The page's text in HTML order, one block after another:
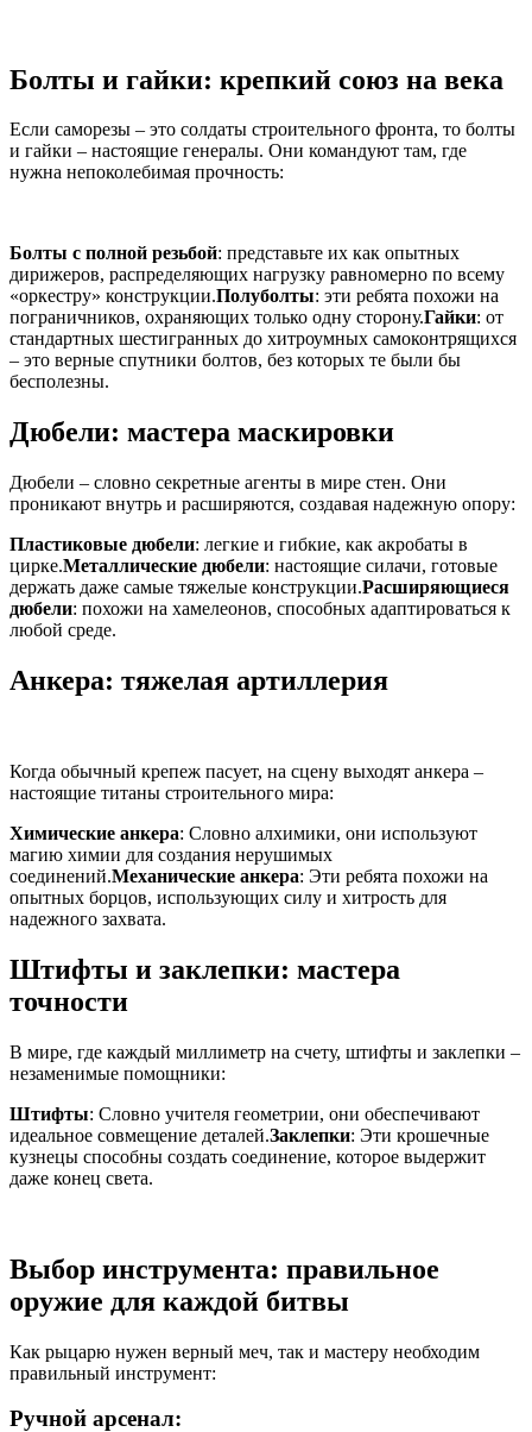
Болты и гайки: крепкий союз на века
Если саморезы – это солдаты строительного фронта, то болты
и гайки – настоящие генералы. Они командуют там, где
нужна непоколебимая прочность:
Болты с полной резьбой: представьте их как опытных
дирижеров, распределяющих нагрузку равномерно по всему
«оркестру» конструкции.Полуболты: эти ребята похожи на
пограничников, охраняющих только одну сторону.Гайки: от
стандартных шестигранных до хитроумных самоконтрящихся
– это верные спутники болтов, без которых те были бы
бесполезны.
Дюбели: мастера маскировки
Дюбели – словно секретные агенты в мире стен. Они
проникают внутрь и расширяются, создавая надежную опору:
Пластиковые дюбели: легкие и гибкие, как акробаты в
цирке.Металлические дюбели: настоящие силачи, готовые
держать даже самые тяжелые конструкции.Расширяющиеся
дюбели: похожи на хамелеонов, способных адаптироваться к
любой среде.
Анкера: тяжелая артиллерия
Когда обычный крепеж пасует, на сцену выходят анкера –
настоящие титаны строительного мира:
Химические анкера: Словно алхимики, они используют
магию химии для создания нерушимых
соединений.Механические анкера: Эти ребята похожи на
опытных борцов, использующих силу и хитрость для
надежного захвата.
Штифты и заклепки: мастера
точности
В мире, где каждый миллиметр на счету, штифты и заклепки –
незаменимые помощники:
Штифты: Словно учителя геометрии, они обеспечивают
идеальное совмещение деталей.Заклепки: Эти крошечные
кузнецы способны создать соединение, которое выдержит
даже конец света.
Выбор инструмента: правильное
оружие для каждой битвы
Как рыцарю нужен верный меч, так и мастеру необходим
правильный инструмент:
Ручной арсенал: